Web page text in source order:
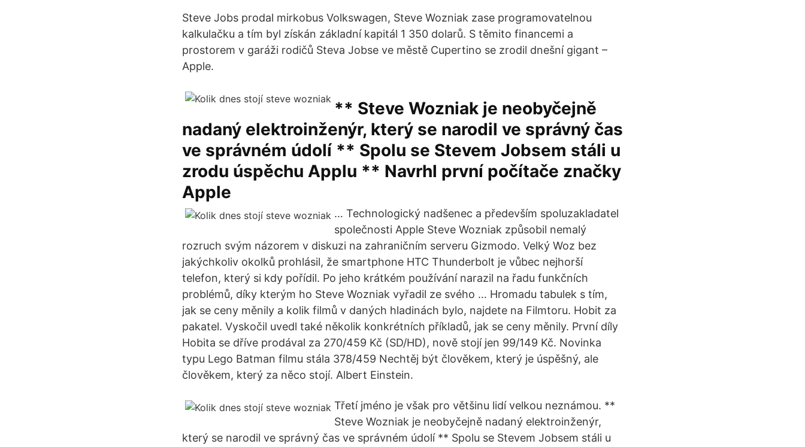
Steve Jobs prodal mirkobus Volkswagen, Steve Wozniak zase programovatelnou
kalkulačku a tím byl získán základní kapitál 1 350 dolarů. S těmito financemi a
prostorem v garáži rodičů Steva Jobse ve městě Cupertino se zrodil dnešní gigant –
Apple.
** Steve Wozniak je neobyčejně
nadaný elektroinženýr, který se narodil ve správný čas
ve správném údolí ** Spolu se Stevem Jobsem stáli u
zrodu úspěchu Applu ** Navrhl první počítače značky
Apple
… Technologický nadšenec a především spoluzakladatel
společnosti Apple Steve Wozniak způsobil nemalý
rozruch svým názorem v diskuzi na zahraničním serveru Gizmodo. Velký Woz bez
jakýchkoliv okolků prohlásil, že smartphone HTC Thunderbolt je vůbec nejhorší
telefon, který si kdy pořídil. Po jeho krátkém používání narazil na řadu funkčních
problémů, díky kterým ho Steve Wozniak vyřadil ze svého … Hromadu tabulek s tím,
jak se ceny měnily a kolik filmů v daných hladinách bylo, najdete na Filmtoru. Hobit za
pakatel. Vyskočil uvedl také několik konkrétních příkladů, jak se ceny měnily. První díly
Hobita se dříve prodával za 270/459 Kč (SD/HD), nově stojí jen 99/149 Kč. Novinka
typu Lego Batman filmu stála 378/459 Nechtěj být člověkem, který je úspěšný, ale
člověkem, který za něco stojí. Albert Einstein.
Třetí jméno je však pro většinu lidí velkou neznámou. **
Steve Wozniak je neobyčejně nadaný elektroinženýr,
který se narodil ve správný čas ve správném údolí ** Spolu se Stevem Jobsem stáli u